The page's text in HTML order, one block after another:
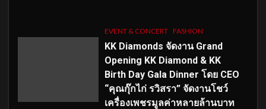
EVENT & CONCERT FASHION
KK Diamonds จัดงาน Grand
Opening KK Diamond & KK
Birth Day Gala Dinner โดย CEO
“คุณกุ๊กไก่ รวิสรา” จัดงานโชว์
เครื่องเพชรมูลค่าหลายล้านบาท